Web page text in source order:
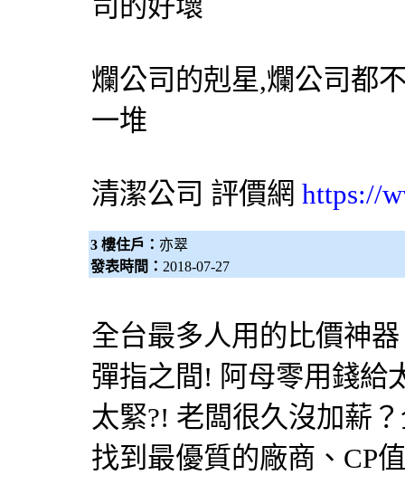
司的好壞
爛公司的剋星,爛公司都
一堆
清潔公司 評價網 https://
3 樓住戶： 亦翠
發表時間： 2018-07-27
全台最多人用的比價神
彈指之間! 阿母零用錢給
太緊?! 老闆很久沒加薪？
找到最優質的廠商、CP